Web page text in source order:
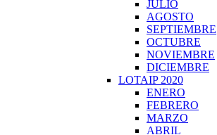
JULIO
AGOSTO
SEPTIEMBRE
OCTUBRE
NOVIEMBRE
DICIEMBRE
LOTAIP 2020
ENERO
FEBRERO
MARZO
ABRIL